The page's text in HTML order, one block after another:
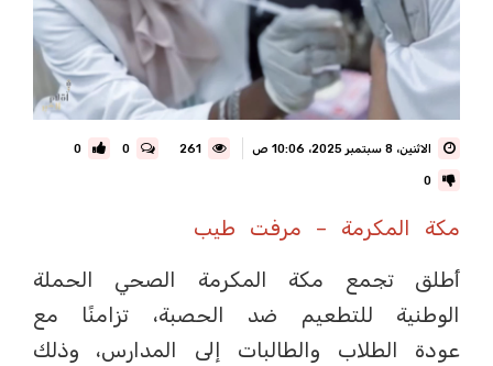
الاثنين، 8 سبتمبر 2025، 10:06 ص 0
0
0
مكة المكرمة – مرفت طيب
أطلق تجمع مكة المكرمة الصحي الحملة
الوطنية للتطعيم ضد الحصبة، تزامنًا مع
عودة الطلاب والطالبات إلى المدارس، وذلك